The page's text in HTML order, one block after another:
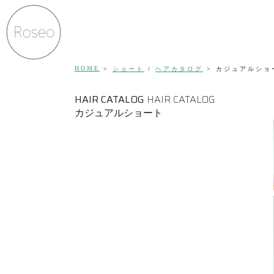
HOME ショート / ヘアカタログ カジュアルショ
HAIR CATALOG HAIR CATALOG
カジュアルショート